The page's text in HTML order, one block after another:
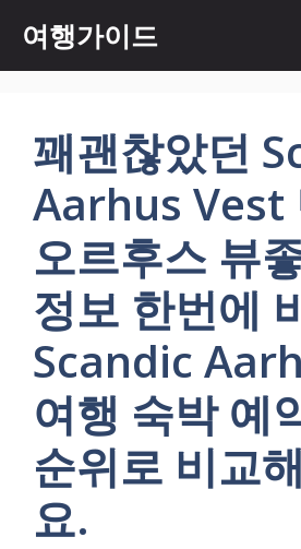
츠
여행가이드
꽤괜찮았던
Aarhus Vest
오르후스 뷰
정보 한번에
Scandic
여행 숙박 예
순위로 비교
요.